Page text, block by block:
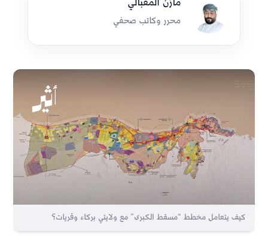
محرر وكاتب صحفي
كيف يتعامل مخطط “مسقط الكبرى” مع ولايتي بركاء وقريات؟